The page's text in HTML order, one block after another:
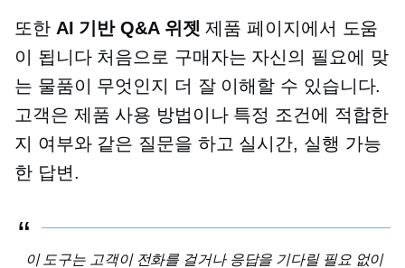
또한 AI 기반Q&A 위젯 제품 페이지에서 도움
이 됩니다 처음으로 구매자는 자신의 필요에 맞
는 물품이 무엇인지 더 잘 이해할 수 있습니다.
고객은 제품 사용 방법이나 특정 조건에 적합한
지 여부와 같은 질문을 하고 실시간, 실행 가능
한 답변.
이 도구는 고객이 전화를 걸거나 응답을 기다릴 필요 없이